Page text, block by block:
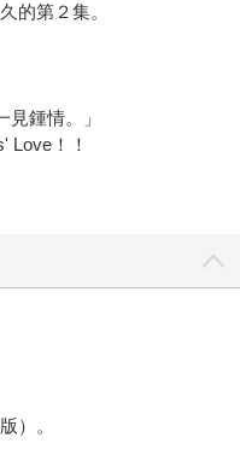
的第２集。
鍾情。」
Love！！
）。